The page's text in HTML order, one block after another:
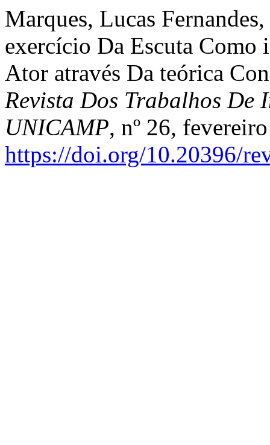
Marques, Lucas
exercício Da Escuta
Ator através Da teórica
Revista Dos Trabalhos
UNICAMP, nº 26,
https://doi.org/10.20396/